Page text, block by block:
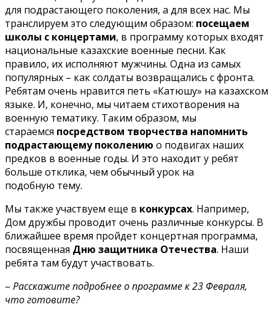
для подрастающего поколения, а для всех нас. Мы
транслируем это следующим образом: посещаем
школы с концертами, в программу которых входят
национальные казахские военные песни. Как
правило, их исполняют мужчины. Одна из самых
популярных – как солдаты возвращались с фронта.
Ребятам очень нравится петь «Катюшу» на казахском
языке. И, конечно, мы читаем стихотворения на
военную тематику. Таким образом, мы
стараемся посредством творчества напомнить
подрастающему поколению о подвигах наших
предков в военные годы. И это находит у ребят
больше отклика, чем обычный урок на
подобную тему.
Мы также участвуем еще в конкурсах. Например,
Дом дружбы проводит очень различные конкурсы. В
ближайшее время пройдет концертная программа,
посвященная Дню защитника Отечества. Наши
ребята там будут участвовать.
– Расскажите подробнее о программе к 23 Февраля,
что готовите?